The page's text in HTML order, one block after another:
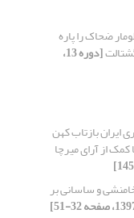
ضحاک را پاره
[دوره 13،
ایران بازتاب کهن
کمک از آرای میرچا
و ساسانی بر